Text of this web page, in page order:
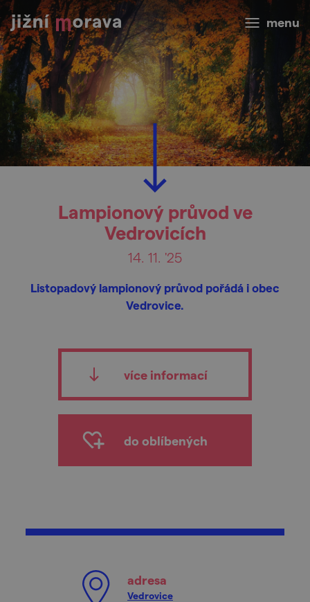
menu
Lampionový průvod ve
Vedrovicích
14. 11. '25
Listopadový lampionový průvod pořádá i obec
Vedrovice.
více informací
do oblíbených
adresa
Vedrovice